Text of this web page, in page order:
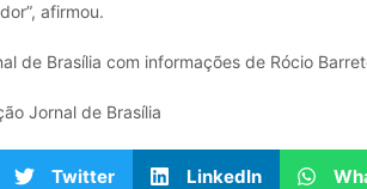
afirmou.
de Brasília com informações de Rócio
Jornal de Brasília
Twitter LinkedIn